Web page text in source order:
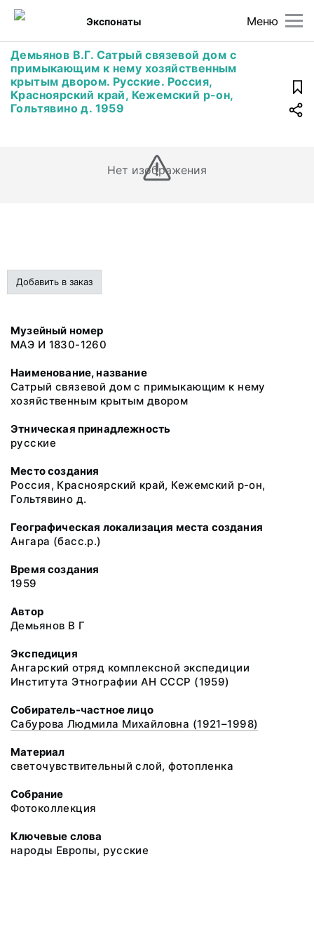
Меню
Экспонаты
Демьянов В.Г. Сатрый связевой дом с
примыкающим к нему хозяйственным
крытым двором. Русские. Россия,
Красноярский край, Кежемский р-он,
Гольтявино д. 1959
Нет изображения
Добавить в заказ
Музейный номер
МАЭ И 1830-1260
Наименование, название
Сатрый связевой дом с примыкающим к нему
хозяйственным крытым двором
Этническая принадлежность
русские
Место создания
Россия, Красноярский край, Кежемский р-он,
Гольтявино д.
Географическая локализация места создания
Ангара (басс.р.)
Время создания
1959
Автор
Демьянов В Г
Экспедиция
Ангарский отряд комплексной экспедиции
Института Этнографии АН СССР (1959)
Собиратель-частное лицо
Сабурова Людмила Михайловна (1921–1998)
Материал
светочувствительный слой, фотопленка
Собрание
Фотоколлекция
Ключевые слова
народы Европы, русские